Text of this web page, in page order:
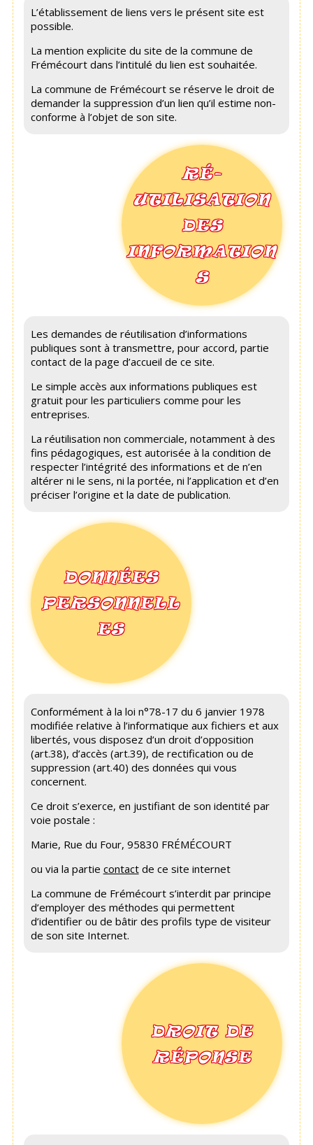
L’établissement de liens vers le présent site est
possible.
La mention explicite du site de la commune de
Frémécourt dans l’intitulé du lien est souhaitée.
La commune de Frémécourt se réserve le droit de
demander la suppression d’un lien qu’il estime non-
conforme à l’objet de son site.
RÉ-
UTILISATION
DES
INFORMATION
S
Les demandes de réutilisation d’informations
publiques sont à transmettre, pour accord, partie
contact de la page d’accueil de ce site.
Le simple accès aux informations publiques est
gratuit pour les particuliers comme pour les
entreprises.
La réutilisation non commerciale, notamment à des
fins pédagogiques, est autorisée à la condition de
respecter l’intégrité des informations et de n’en
altérer ni le sens, ni la portée, ni l’application et d’en
préciser l’origine et la date de publication.
DONNÉES
PERSONNELL
ES
Conformément à la loi n°78-17 du 6 janvier 1978
modifiée relative à l’informatique aux fichiers et aux
libertés, vous disposez d’un droit d’opposition
(art.38), d’accès (art.39), de rectification ou de
suppression (art.40) des données qui vous
concernent.
Ce droit s’exerce, en justifiant de son identité par
voie postale :
Marie, Rue du Four, 95830 FRÉMÉCOURT
ou via la partie contactde ce site internet
La commune de Frémécourt s’interdit par principe
d’employer des méthodes qui permettent
d’identifier ou de bâtir des profils type de visiteur
de son site Internet.
DROIT DE
RÉPONSE